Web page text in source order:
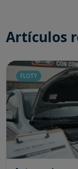
Artículos
FLOTY